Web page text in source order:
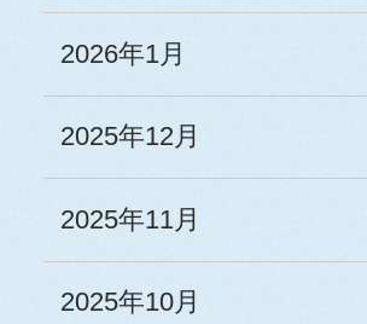
2026年1月
2025年12月
2025年11月
2025年10月